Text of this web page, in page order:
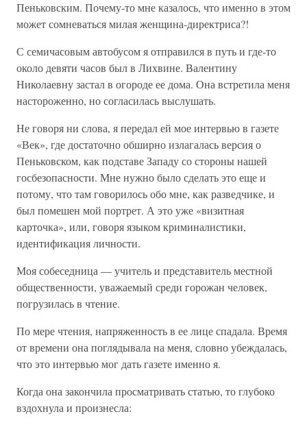
Пеньковским. Почему-то мне казалось, что именно в этом
может сомневаться милая женщина-директриса?!
С семичасовым автобусом я отправился в путь и где-то
около девяти часов был в Лихвине. Валентину
Николаевну застал в огороде ее дома. Она встретила меня
настороженно, но согласилась выслушать.
Не говоря ни слова, я передал ей мое интервью в газете
«Век», где достаточно обширно излагалась версия о
Пеньковском, как подставе Западу со стороны нашей
госбезопасности. Мне нужно было сделать это еще и
потому, что там говорилось обо мне, как разведчике, и
был помешен мой портрет. А это уже «визитная
карточка», или, говоря языком криминалистики,
идентификация личности.
Моя собеседница — учитель и представитель местной
общественности, уважаемый среди горожан человек,
погрузилась в чтение.
По мере чтения, напряженность в ее лице спадала. Время
от времени она поглядывала на меня, словно убеждалась,
что это интервью мог дать газете именно я.
Когда она закончила просматривать статью, то глубоко
вздохнула и произнесла: